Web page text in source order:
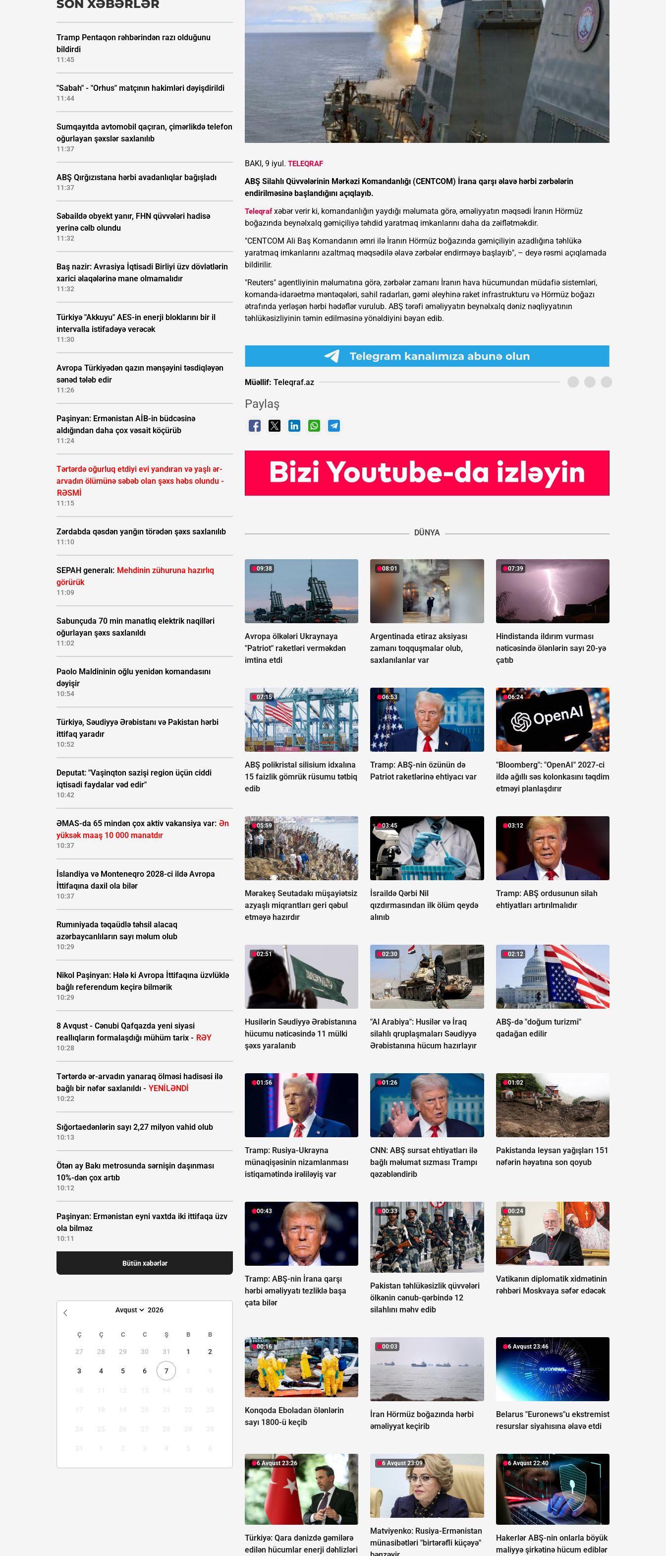
SON XƏBƏRLƏR
Tramp Pentaqon rəhbərindən razı olduğunu
bildirdi
11:45
"Sabah" - "Orhus" matçının hakimləri dəyişdirildi
11:44
Sumqayıtda avtomobil qaçıran, çimərlikdə telefon
oğurlayan şəxslər saxlanılıb
11:37
ABŞ Qırğızıstana hərbi avadanlıqlar bağışladı
11:37
Səbaildə obyekt yanır, FHN qüvvələri hadisə
yerinə cəlb olundu
11:32
Baş nazir: Avrasiya İqtisadi Birliyi üzv dövlətlərin
xarici əlaqələrinə mane olmamalıdır
11:32
Türkiyə "Akkuyu" AES-in enerji bloklarını bir il
intervalla istifadəyə verəcək
11:30
Avropa Türkiyədən qazın mənşəyini təsdiqləyən
sənəd tələb edir
11:26
Paşinyan: Ermənistan AİB-in büdcəsinə
aldığından daha çox vəsait köçürüb
11:24
Tərtərdə oğurluq etdiyi evi yandıran və yaşlı ər-
arvadın ölümünə səbəb olan şəxs həbs olundu -
RƏSMİ
11:15
Zərdabda qəsdən yanğın törədən şəxs saxlanılıb
11:10
SEPAH generalı: Mehdinin zühuruna hazırlıq
görürük
11:09
Sabunçuda 70 min manatlıq elektrik naqilləri
oğurlayan şəxs saxlanıldı
11:02
Paolo Maldininin oğlu yenidən komandasını
dəyişir
10:54
Türkiyə, Səudiyyə Ərəbistanı və Pakistan hərbi
ittifaq yaradır
10:52
Deputat: "Vaşinqton sazişi region üçün ciddi
iqtisadi faydalar vəd edir"
10:42
ƏMAS-da 65 mindən çox aktiv vakansiya var: Ən
yüksək maaş 10 000 manatdır
10:37
İslandiya və Monteneqro 2028-ci ildə Avropa
İttifaqına daxil ola bilər
10:37
Rumıniyada təqaüdlə təhsil alacaq
azərbaycanlıların sayı məlum olub
10:29
Nikol Paşinyan: Hələ ki Avropa İttifaqına üzvlüklə
bağlı referendum keçirə bilmərik
10:29
8 Avqust - Cənubi Qafqazda yeni siyasi
reallıqların formalaşdığı mühüm tarix - RƏY
10:28
Tərtərdə ər-arvadın yanaraq ölməsi hadisəsi ilə
bağlı bir nəfər saxlanıldı - YENİLƏNDİ
10:22
Sığortaedənlərin sayı 2,27 milyon vahid olub
10:13
Ötən ay Bakı metrosunda sərnişin daşınması
10%-dən çox artıb
10:12
Paşinyan: Ermənistan eyni vaxtda iki ittifaqa üzv
ola bilməz
10:11
Bütün xəbərlər
Ç Ç C C Ş B B
27 28 29 30 31 1 2
3 4 5 6 7
BAKI, 9 iyul. TELEQRAF
ABŞ Silahlı Qüvvələrinin Mərkəzi Komandanlığı (CENTCOM) İrana qarşı əlavə hərbi zərbələrin
endirilməsinə başlandığını açıqlayıb.
Teleqrafxəbər verir ki, komandanlığın yaydığı məlumata görə, əməliyyatın məqsədi İranın Hörmüz
boğazında beynəlxalq gəmiçiliyə təhdid yaratmaq imkanlarını daha da zəiflətməkdir.
"CENTCOM Ali Baş Komandanın əmri ilə İranın Hörmüz boğazında gəmiçiliyin azadlığına təhlükə
yaratmaq imkanlarını azaltmaq məqsədilə əlavə zərbələr endirməyə başlayıb", – deyə rəsmi açıqlamada
bildirilir.
"Reuters" agentliyinin məlumatına görə, zərbələr zamanı İranın hava hücumundan müdafiə sistemləri,
komanda-idarəetmə məntəqələri, sahil radarları, gəmi əleyhinə raket infrastrukturu və Hörmüz boğazı
ətrafında yerləşən hərbi hədəflər vurulub. ABŞ tərəfi əməliyyatın beynəlxalq dəniz nəqliyyatının
təhlükəsizliyinin təmin edilməsinə yönəldiyini bəyan edib.
Müəllif: Teleqraf.az
Paylaş
DÜNYA
09:38
Avropa ölkələri Ukraynaya
"Patriot" raketləri verməkdən
imtina etdi
08:01
Argentinada etiraz aksiyası
zamanı toqquşmalar olub,
saxlanılanlar var
07:39
Hindistanda ildırım vurması
nəticəsində ölənlərin sayı 20-yə
çatıb
07:15
ABŞ polikristal silisium idxalına
15 faizlik gömrük rüsumu tətbiq
edib
06:53
Tramp: ABŞ-nin özünün də
Patriot raketlərinə ehtiyacı var
06:24
"Bloomberg": "OpenAI" 2027-ci
ildə ağıllı səs kolonkasını təqdim
etməyi planlaşdırır
05:59
Mərakeş Seutadakı müşayiətsiz
azyaşlı miqrantları geri qəbul
etməyə hazırdır
03:45
İsraildə Qərbi Nil
qızdırmasından ilk ölüm qeydə
alınıb
03:12
Tramp: ABŞ ordusunun silah
ehtiyatları artırılmalıdır
02:51
Husilərin Səudiyyə Ərəbistanına
hücumu nəticəsində 11 mülki
şəxs yaralanıb
02:30
"Al Arabiya": Husilər və İraq
silahlı qruplaşmaları Səudiyyə
Ərəbistanına hücum hazırlayır
02:12
ABŞ-də "doğum turizmi"
qadağan edilir
01:56
Tramp: Rusiya-Ukrayna
münaqişəsinin nizamlanması
istiqamətində irəliləyiş var
01:26
CNN: ABŞ sursat ehtiyatları ilə
bağlı məlumat sızması Trampı
qəzəbləndirib
01:02
Pakistanda leysan yağışları 151
nəfərin həyatına son qoyub
00:43
Tramp: ABŞ-nin İrana qarşı
hərbi əməliyyatı tezliklə başa
çata bilər
00:33
Pakistan təhlükəsizlik qüvvələri
ölkənin cənub-qərbində 12
silahlını məhv edib
00:24
Vatikanın diplomatik xidmətinin
rəhbəri Moskvaya səfər edəcək
00:16
Konqoda Eboladan ölənlərin
sayı 1800-ü keçib
00:03
İran Hörmüz boğazında hərbi
əməliyyat keçirib
6 Avqust 23:46
Belarus "Euronews"u ekstremist
resurslar siyahısına əlavə etdi
6 Avqust 23:26
Türkiyə: Qara dənizdə gəmilərə
edilən hücumlar enerji dəhlizləri
6 Avqust 23:09
Matviyenko: Rusiya-Ermənistan
münasibətləri "birtərəfli küçəyə"
6 Avqust 22:40
Hakerlər ABŞ-nin onlarla böyük
maliyyə şirkətinə hücum ediblər